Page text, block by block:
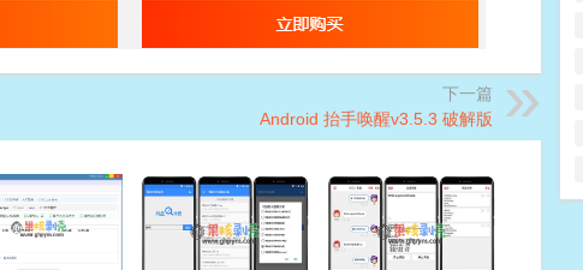
下一篇
Android 抬手唤醒v3.5.3 破解版